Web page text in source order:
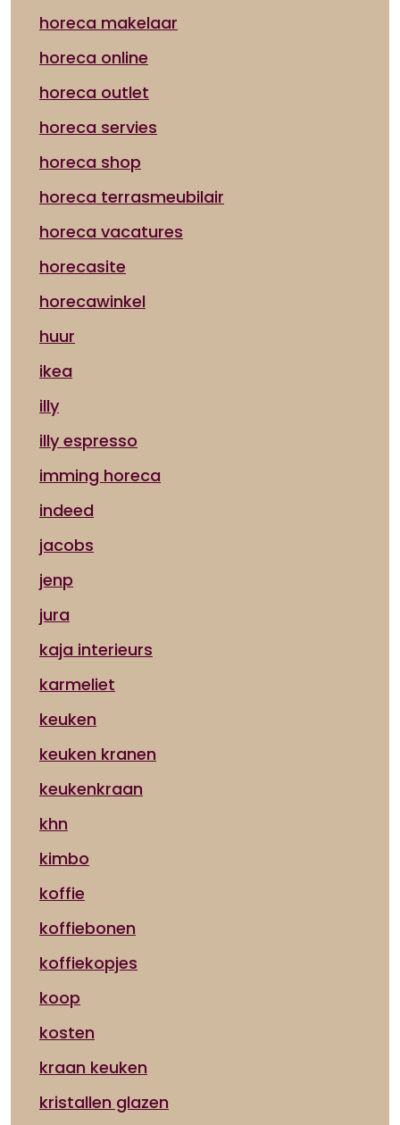
horeca makelaar
horeca online
horeca outlet
horeca servies
horeca shop
horeca terrasmeubilair
horeca vacatures
horecasite
horecawinkel
huur
ikea
illy
illy espresso
imming horeca
indeed
jacobs
jenp
jura
kaja interieurs
karmeliet
keuken
keuken kranen
keukenkraan
khn
kimbo
koffie
koffiebonen
koffiekopjes
koop
kosten
kraan keuken
kristallen glazen